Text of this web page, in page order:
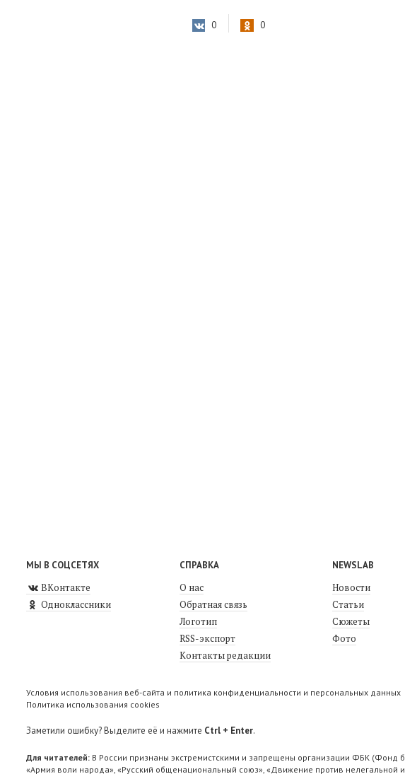
0 0
МЫ В СОЦСЕТЯХ
ВКонтакте
Одноклассники
СПРАВКА
О нас
Обратная связь
Логотип
RSS-экспорт
Контакты редакции
NEWSLAB
Новости
Статьи
Сюжеты
Фото
Условия использования веб-сайта и политика конфиденциальности и персональных данных
Политика использования cookies
Заметили ошибку? Выделите её и нажмите Ctrl + Enter.
Для читателей: В России признаны экстремистскими и запрещены организации ФБК (Фонд
«Армия воли народа», «Русский общенациональный союз», «Движение против